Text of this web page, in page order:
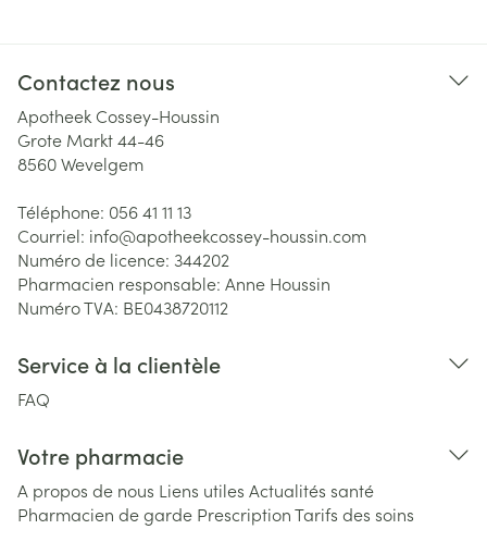
Contactez nous
Apotheek Cossey-Houssin
Grote Markt 44-46
8560Wevelgem
Téléphone: 056 41 11 13
Courriel: info@apotheekcossey-houssin.com
Numéro de licence: 344202
Pharmacien responsable: Anne Houssin
Numéro TVA: BE0438720112
Service à la clientèle
FAQ
Votre pharmacie
A propos de nous Liens utiles Actualités santé
Pharmacien de garde PrescriptionTarifs des soins